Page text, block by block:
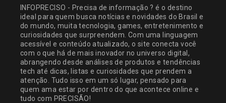
INFOPRECISO - Precisa de informação ? é o destino
ideal para quem busca notícias e novidades do Brasil e
do mundo, muita tecnologia, games, entretenimento e
curiosidades que surpreendem. Com uma linguagem
acessível e conteúdo atualizado, o site conecta você
com o que há de mais inovador no universo digital,
abrangendo desde análises de produtos e tendências
tech até dicas, listas e curiosidades que prendem a
atenção. Tudo isso em um só lugar, pensado para
quem ama estar por dentro do que acontece online e
tudo com PRECISÃO!